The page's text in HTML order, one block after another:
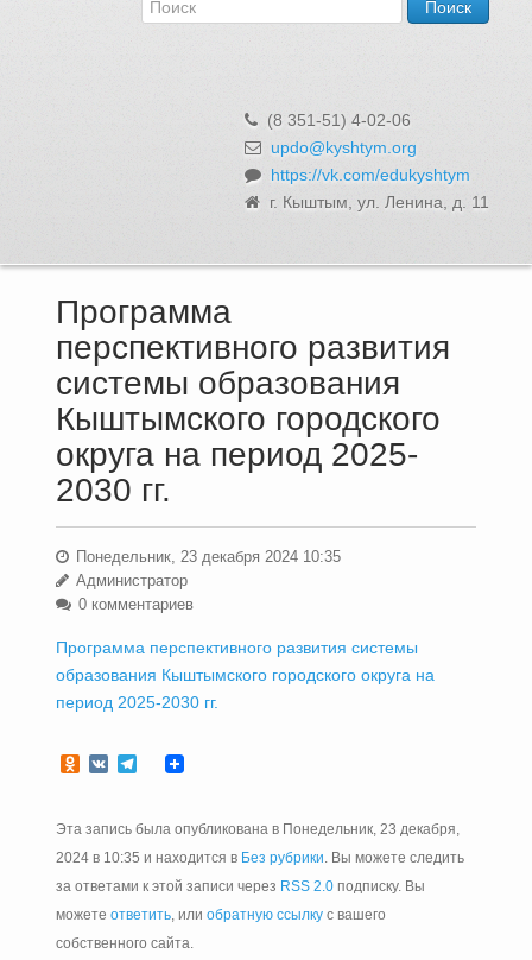
(8 351-51) 4-02-06
updo@kyshtym.org
https://vk.com/edukyshtym
г. Кыштым, ул. Ленина, д. 11
Об Управлении
Муниципальная служба и вакансии
Информационные системы, реестры и банки данных
Закупки для муниципальных нужд
Использование бюджетных средств
Программа
перспективного развития
системы образования
Кыштымского городского
округа на период 2025-
2030 гг.
Понедельник, 23 декабря 2024 10:35
Администратор
0 комментариев
Программа перспективного развития системы
образования Кыштымского городского округа на
период 2025-2030 гг.
Odnoklassniki
VKTelegram
Эта запись была опубликована в Понедельник, 23 декабря,
2024 в 10:35 и находится в Без рубрики. Вы можете следить
за ответами к этой записи через RSS 2.0подписку. Вы
можете ответить, или обратную ссылкус вашего
собственного сайта.